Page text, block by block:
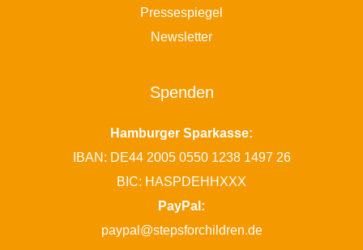
Pressespiegel
Newsletter
Spenden
Hamburger Sparkasse:
IBAN: DE44 2005 0550 1238 1497 26
BIC: HASPDEHHXXX
PayPal:
paypal@stepsforchildren.de